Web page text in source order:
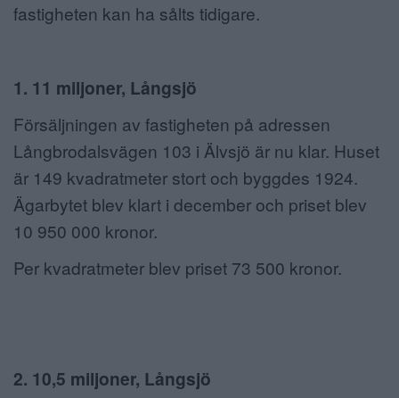
fastigheten kan ha sålts tidigare.
1. 11 miljoner, Långsjö
Försäljningen av fastigheten på adressen
Långbrodalsvägen 103 i Älvsjö är nu klar. Huset
är 149 kvadratmeter stort och byggdes 1924.
Ägarbytet blev klart i december och priset blev
10 950 000 kronor.
Per kvadratmeter blev priset 73 500 kronor.
2. 10,5 miljoner, Långsjö